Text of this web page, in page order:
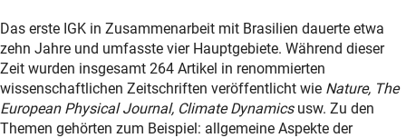
Das erste IGK in Zusammenarbeit mit Brasilien dauerte etwa
zehn Jahre und umfasste vier Hauptgebiete. Während dieser
Zeit wurden insgesamt 264 Artikel in renommierten
wissenschaftlichen Zeitschriften veröffentlicht wie Nature, The
European Physical Journal, Climate Dynamicsusw. Zu den
Themen gehörten zum Beispiel: allgemeine Aspekte der